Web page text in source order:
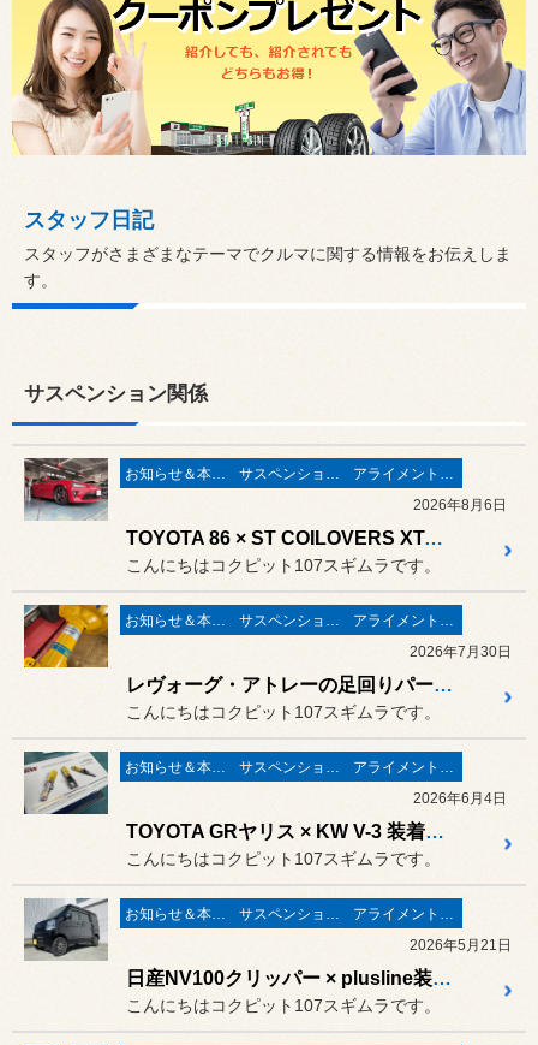
スタッフ日記
スタッフがさまざまなテーマでクルマに関する情報をお伝えしま
す。
サスペンション関係
お知らせ＆本日の出来事 サスペンション関係
アライメント調整
2026年8月6日
TOYOTA 86 × ST COILOVERS XTAⅢ 装着！！
こんにちはコクピット107スギムラです。
お知らせ＆本日の出来事 サスペンション関係
アライメント調整
2026年7月30日
レヴォーグ・アトレーの足回りパーツを交換
こんにちはコクピット107スギムラです。
お知らせ＆本日の出来事 サスペンション関係
アライメント調整
2026年6月4日
TOYOTA GRヤリス × KW V-3 装着！！
こんにちはコクピット107スギムラです。
お知らせ＆本日の出来事 サスペンション関係
アライメント調整
2026年5月21日
日産NV100クリッパー × plusline装着でリフトアップ！！！
こんにちはコクピット107スギムラです。